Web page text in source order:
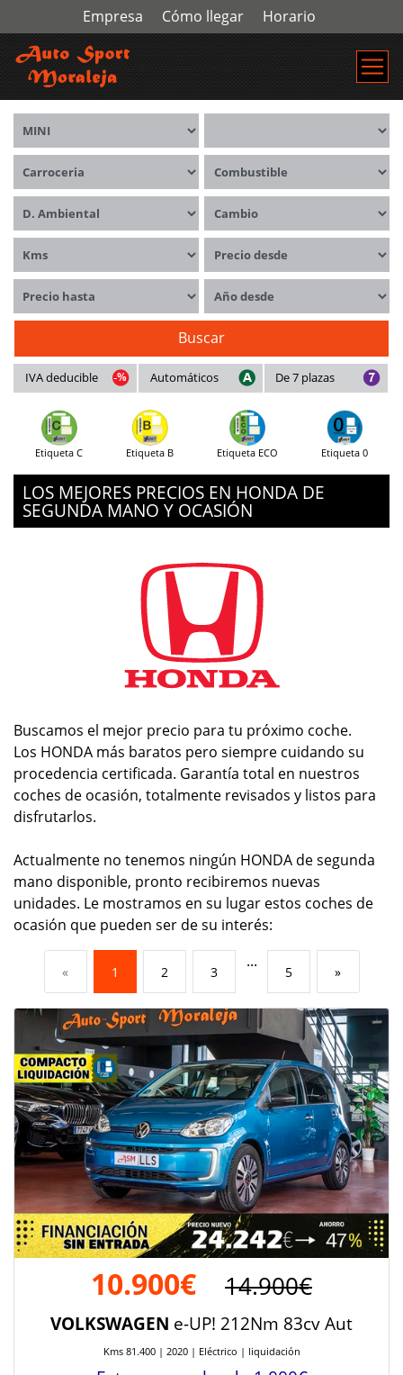
Empresa Cómo llegar Horario
Marca
Carrocerías Combustible
Distintivo ambiental Cambio
Kms Precio desde
Precio hasta Año desde
Buscar
IVA deducible Automáticos De 7 plazas
Etiqueta C Etiqueta B Etiqueta ECO Etiqueta 0
LOS MEJORES PRECIOS EN HONDA DE
SEGUNDA MANO Y OCASIÓN
Buscamos el mejor precio para tu próximo coche.
Los HONDA más baratos pero siempre cuidando su
procedencia certificada. Garantía total en nuestros
coches de ocasión, totalmente revisados y listos para
disfrutarlos.
Actualmente no tenemos ningún HONDA de segunda
mano disponible, pronto recibiremos nuevas
unidades. Le mostramos en su lugar estos coches de
ocasión que pueden ser de su interés:
« 1 2 3
...
5 »
10.900€ 14.900€
VOLKSWAGEN e-UP! 212Nm 83cv Aut
Kms 81.400 | 2020 | Eléctrico | liquidación